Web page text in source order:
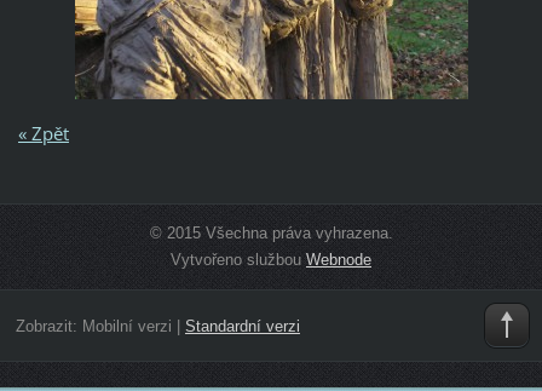
« Zpět
© 2015 Všechna práva vyhrazena.
Vytvořeno službouWebnode
Zobrazit: Mobilní verzi Standardní verzi